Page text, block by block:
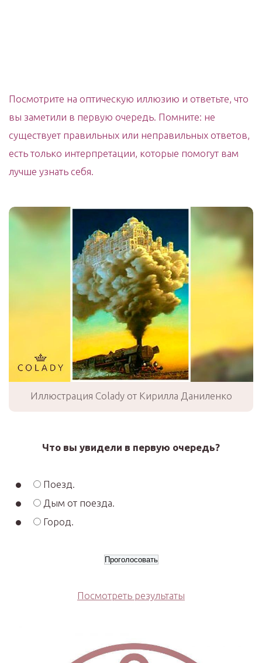
Посмотрите на оптическую иллюзию и ответьте, что
вы заметили в первую очередь. Помните: не
существует правильных или неправильных ответов,
есть только интерпретации, которые помогут вам
лучше узнать себя.
Иллюстрация Colady от Кирилла Даниленко
Что вы увидели в первую очередь?
Поезд.
Дым от поезда.
Город.
Посмотреть результаты